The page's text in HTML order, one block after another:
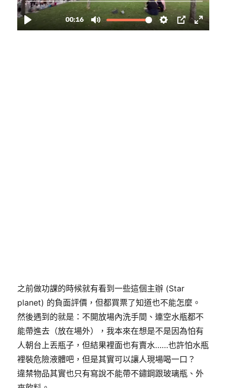
之前做功課的時候就有看到一些這個主辦 (Star
planet) 的負面評價，但都買票了知道也不能怎麼。
然後遇到的就是：不開放場內洗手間、連空水瓶都不
能帶進去（放在場外），我本來在想是不是因為怕有
人朝台上丟瓶子，但結果裡面也有賣水……也許怕水瓶
裡裝危險液體吧，但是其實可以讓人現場喝一口？
違禁物品其實也只有寫說不能帶不鏽鋼跟玻璃瓶、外